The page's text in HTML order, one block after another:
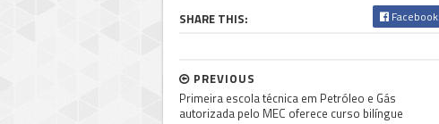
SHARE THIS: Facebook
PREVIOUS
Primeira escola técnica em Petróleo e Gás
autorizada pelo MEC oferece curso bilíngue